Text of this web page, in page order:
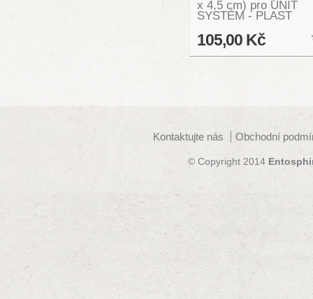
x 4,5 cm) pro UNIT
SYSTÉM - PLAST
105,00 Kč
Kontaktujte nás Obchodní
© Copyright 2014